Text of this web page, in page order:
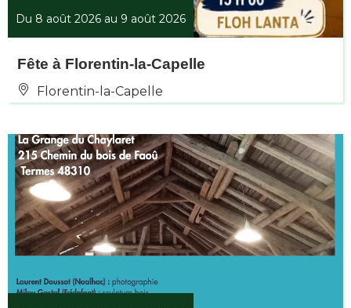
Du 8 août 2026 au 9 août 2026
Fête à Florentin-la-Capelle
Florentin-la-Capelle